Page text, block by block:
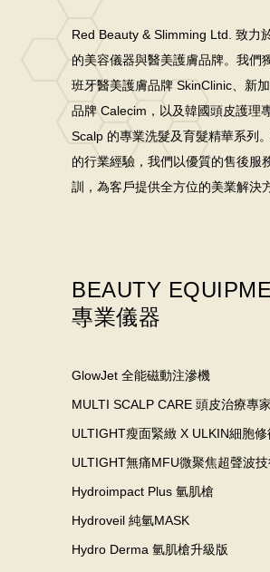
Red Beauty & Slimming Ltd. 致力
的美容儀器與醫美護膚品牌。我們
班牙醫美護膚品牌 SkinClinic、新
品牌 Calecim，以及韓國頭皮護理
Scalp 的專業洗髮及育髮精華系列
的行業經驗，我們以優質的售後服
訓，為客戶提供全方位的美業解決
BEAUTY
專業儀器
GlowJet 全能磁動注滲機
MULTI SCALP CARE 頭皮治療專家
ULTIGHT瘦面緊緻 X ULKIN細胞修
ULTIGHT無痛MFU微聚焦超聲波
Hydroimpact Plus 氫肌槍
Hydroveil 純氫MASK
Hydro Derma 氫肌槍升級版